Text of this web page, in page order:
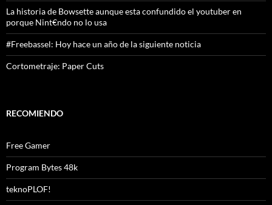
La historia de Bowsette aunque esta confundido el youtuber en
porque Nint€ndo no lo usa
#Freebassel: Hoy hace un año de la siguiente noticia
Cortometraje: Paper Cuts
RECOMIENDO
Free Gamer
Program Bytes 48k
teknoPLOF!